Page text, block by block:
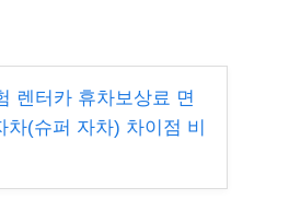
렌터카 휴차보상료 면
차(슈퍼 자차) 차이점 비